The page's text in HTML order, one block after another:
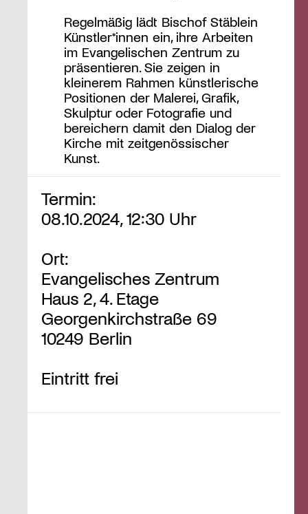
Regelmäßig lädt Bischof Stäblein
Künstler*innen ein, ihre Arbeiten
im Evangelischen Zentrum zu
präsentieren. Sie zeigen in
kleinerem Rahmen künstlerische
Positionen der Malerei, Grafik,
Skulptur oder Fotografie und
bereichern damit den Dialog der
Kirche mit zeitgenössischer
Kunst.
Termin:
08.10.2024, 12:30 Uhr
Ort:
Evangelisches Zentrum
Haus 2, 4. Etage
Georgenkirchstraße 69
10249 Berlin
Eintritt frei